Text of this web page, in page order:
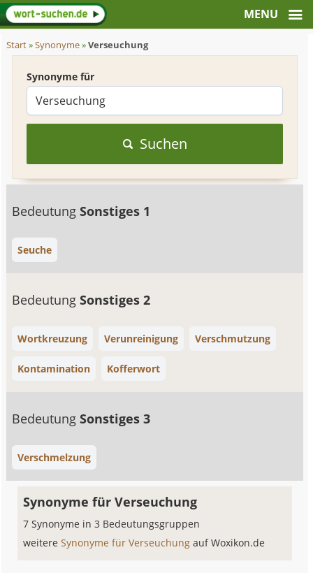
Start»Synonyme»Verseuchung
Synonyme für
Suchen
BedeutungSonstiges 1
Seuche
BedeutungSonstiges 2
Wortkreuzung Verunreinigung Verschmutzung
Kontamination Kofferwort
BedeutungSonstiges 3
Verschmelzung
Synonyme für Verseuchung
7 Synonyme in 3 Bedeutungsgruppen
weitereSynonyme für Verseuchungauf Woxikon.de